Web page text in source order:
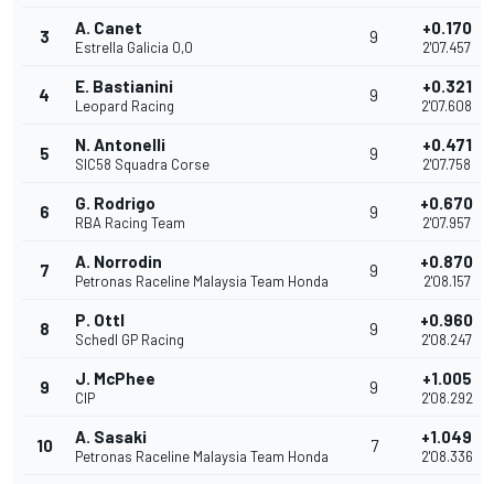
3 A. Canet
Estrella Galicia 0,0
9 +0.170
2'07.457
4 E. Bastianini
Leopard Racing
9 +0.321
2'07.608
5 N. Antonelli
SIC58 Squadra Corse
9 +0.471
2'07.758
6 G. Rodrigo
RBA Racing Team
9 +0.670
2'07.957
7 A. Norrodin
Petronas Raceline Malaysia Team Honda
9 +0.870
2'08.157
8 P. Ottl
Schedl GP Racing
9 +0.960
2'08.247
9 J. McPhee
CIP
9 +1.005
2'08.292
10 A. Sasaki
Petronas Raceline Malaysia Team Honda
7 +1.049
2'08.336